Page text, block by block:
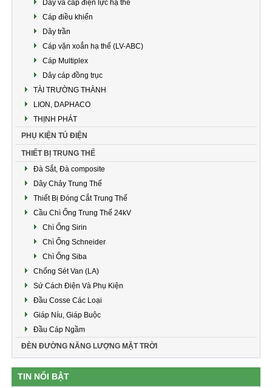
Dây và cáp điện lực hạ thế
Cáp điều khiển
Dây trần
Cáp vặn xoắn hạ thế (LV-ABC)
Cáp Multiplex
Dây cáp đồng trục
TÀI TRƯỜNG THÀNH
LION, DAPHACO
THỊNH PHÁT
PHỤ KIỆN TỦ ĐIỆN
THIẾT BỊ TRUNG THẾ
Đà Sắt, Đà composite
Dây Chảy Trung Thế
Thiết Bị Đóng Cắt Trung Thế
Cầu Chì Ống Trung Thế 24kV
Chì Ống Sirin
Chì Ống Schneider
Chì Ống Siba
Chống Sét Van (LA)
Sứ Cách Điện Và Phụ Kiện
Đầu Cosse Các Loại
Giáp Níu, Giáp Buộc
Đầu Cáp Ngầm
ĐÈN ĐƯỜNG NĂNG LƯỢNG MẶT TRỜI
TIN NỔI BẬT